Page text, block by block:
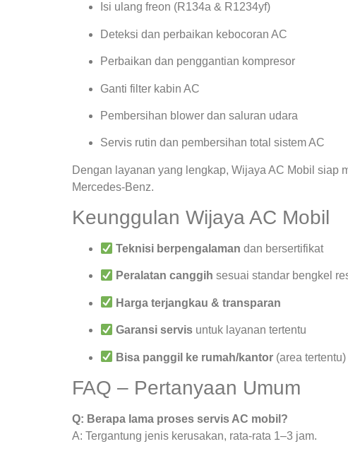
Isi ulang freon (R134a & R1234yf)
Deteksi dan perbaikan kebocoran AC
Perbaikan dan penggantian kompresor
Ganti filter kabin AC
Pembersihan blower dan saluran udara
Servis rutin dan pembersihan total sistem AC
Dengan layanan yang lengkap, Wijaya AC Mobil siap
Mercedes-Benz.
Keunggulan Wijaya AC Mobil
Teknisi berpengalaman dan bersertifikat
Peralatan canggih sesuai standar bengkel
Harga terjangkau & transparan
Garansi servis untuk layanan tertentu
Bisa panggil ke rumah/kantor (area tertentu)
FAQ – Pertanyaan Umum
Q: Berapa lama proses servis AC mobil?
A: Tergantung jenis kerusakan, rata-rata 1–3 jam.